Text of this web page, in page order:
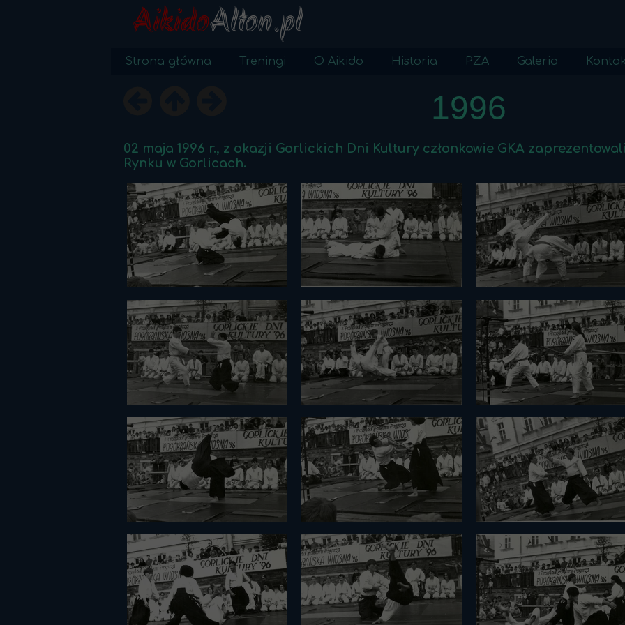
02 maja 1996 r., z okazji Gorlickich Dni Kultury członkowie GKA
Rynku w Gorlicach.
1996
Strona główna Treningi O Aikido
Egzaminy dan
Egzaminy kyu
Filozofia
Historia
Aikido w Polsce
PZA Galeria
2019 galeria
2018 galeria
2017 galeria
2016 galeria
2015 galeria
2014 galeria
2013 galeria
2012 galeria
2011 galeria
2010 galeria
2009 galeria
2008 galeria
2007 galeria
2006 galeria
2004 galeria
2003 galeria
2002 galeria
AikidoAlton.pl